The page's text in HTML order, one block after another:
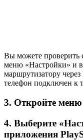
Вы можете проверить
меню «Настройки» и
маршрутизатору
телефон подключен к
3. Откройте
4. Выберите
приложения